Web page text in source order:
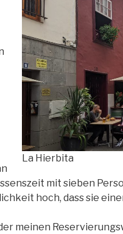
La Hierbita
mit sieben
hoch, dass sie
meinen